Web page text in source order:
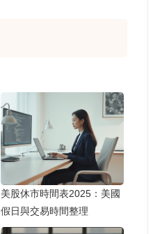
美股休市時間表2025：美國
假日與交易時間整理